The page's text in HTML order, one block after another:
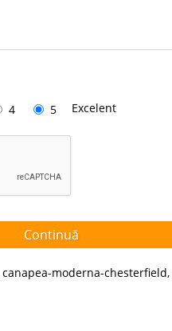
4 5 Excelent
Continuă
canapea-moderna-chesterfield,